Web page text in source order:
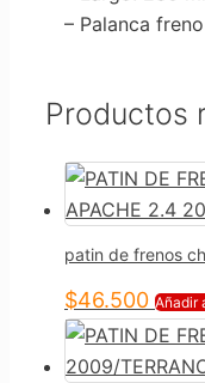
– Palanca
Productos
patin de frenos
$46.500 Añadir